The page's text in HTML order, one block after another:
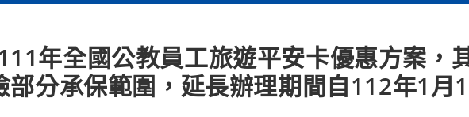
年全國公教員工旅遊平安卡優惠方案，
部分承保範圍，延長辦理期間自112年1月